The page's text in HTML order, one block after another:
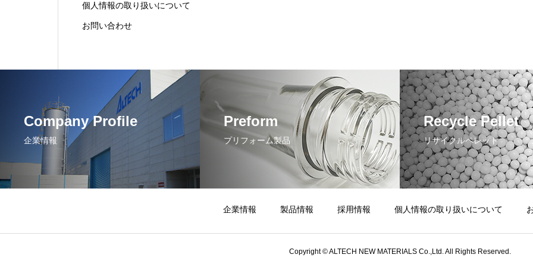
個人情報の取り扱いについて
お問い合わせ
Company Profile
企業情報
Preform
プリフォーム製品
Recycle Pellet
リサイクルペレット
企業情報 製品情報 採用情報 個人情報の取り扱いについて
Copyright © ALTECH NEW MATERIALS Co.,Ltd. All Rights Reserved.